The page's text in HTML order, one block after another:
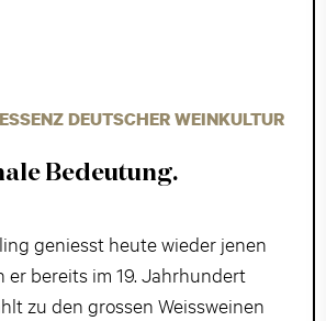
DEUTSCHER WEINKULTUR
Bedeutung.
geniesst heute wieder jenen
er bereits im 19. Jahrhundert
zu den grossen Weissweinen